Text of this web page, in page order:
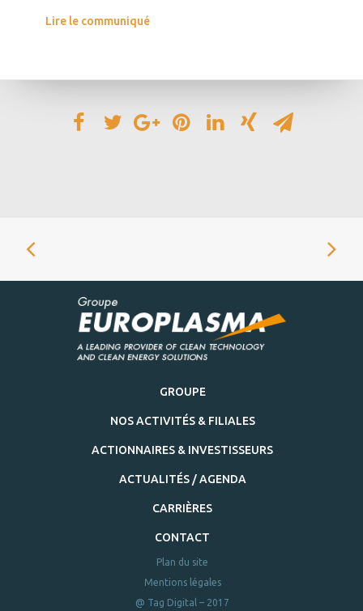
Lire le communiqué
GROUPE
NOS ACTIVITÉS & FILIALES
ACTIONNAIRES & INVESTISSEURS
ACTUALITÉS / AGENDA
CARRIÈRES
CONTACT
Plan du site
Mentions légales
@ Tag Digital – 2017